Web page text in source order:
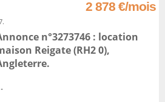
2 878 €/mois
n°3273746 : location
Reigate(RH2 0),
.